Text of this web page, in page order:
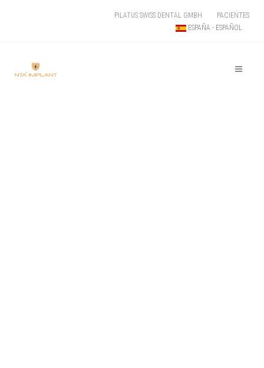
PACIENTES
PILATUS SWISS DENTAL GMBH
ESPAÑA - ESPAÑOL